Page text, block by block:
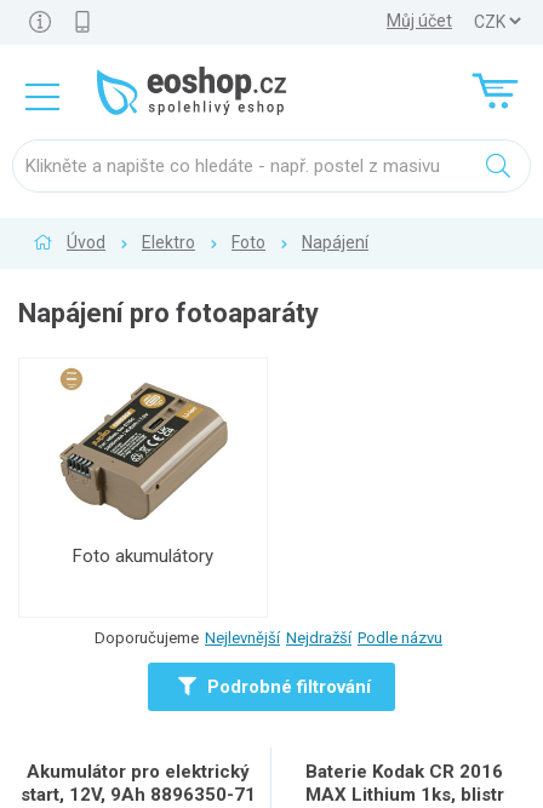
Můj účet
Úvod Elektro Foto Napájení
Napájení pro fotoaparáty
Foto akumulátory
Doporučujeme Nejlevnější Nejdražší Podle názvu
Podrobné filtrování
Akumulátor pro elektrický
start, 12V, 9Ah 8896350-71
Baterie Kodak CR 2016
MAX Lithium 1ks, blistr